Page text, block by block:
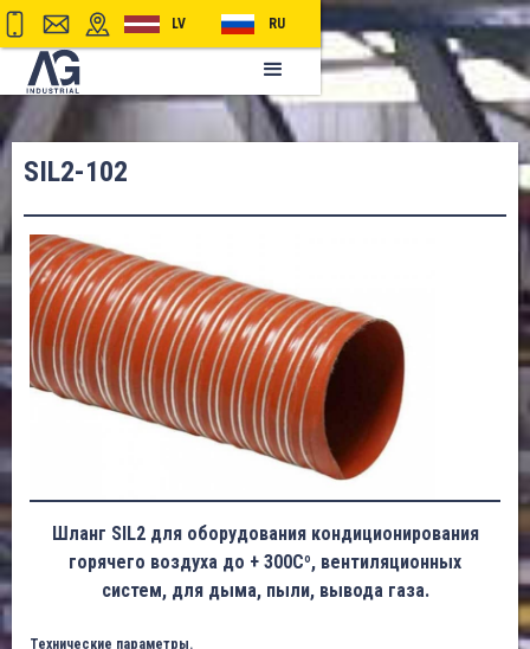
LV RU
SIL2-102
Шланг SIL2 для оборудования кондиционирования
горячего воздуха до + 300Cº, вентиляционных
систем, для дыма, пыли, вывода газа.
Технические параметры.